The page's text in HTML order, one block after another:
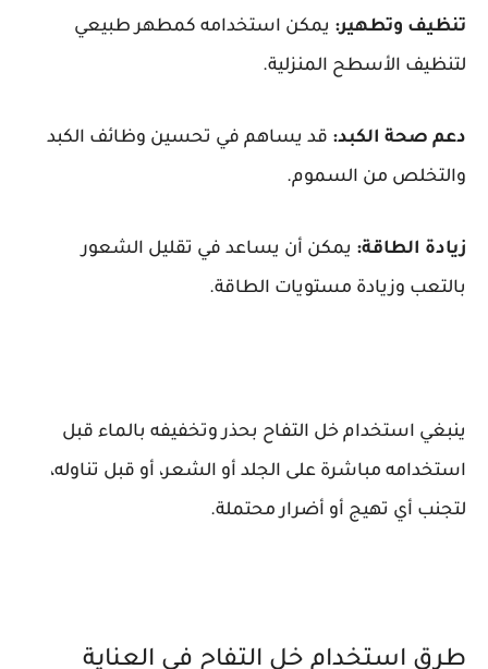
تنظيف وتطهير: يمكن استخدامه كمطهر طبيعي
لتنظيف الأسطح المنزلية.
دعم صحة الكبد: قد يساهم في تحسين وظائف الكبد
والتخلص من السموم.
زيادة الطاقة: يمكن أن يساعد في تقليل الشعور
بالتعب وزيادة مستويات الطاقة.
ينبغي استخدام خل التفاح بحذر وتخفيفه بالماء قبل
استخدامه مباشرة على الجلد أو الشعر، أو قبل تناوله،
لتجنب أي تهيج أو أضرار محتملة.
طرق استخدام خل التفاح في العناية